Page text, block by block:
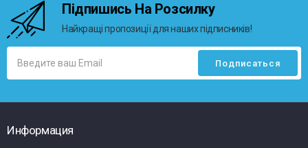
Підпишись На Розсилку
Найкращі пропозиції для наших підписників!
Информация